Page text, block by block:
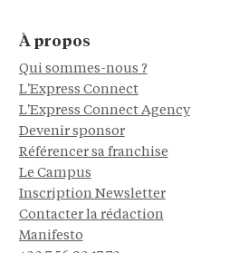
À propos
Qui sommes-nous ?
L'Express Connect
L'Express Connect Agency
Devenir sponsor
Référencer sa franchise
Le Campus
Inscription Newsletter
Contacter la rédaction
Manifesto